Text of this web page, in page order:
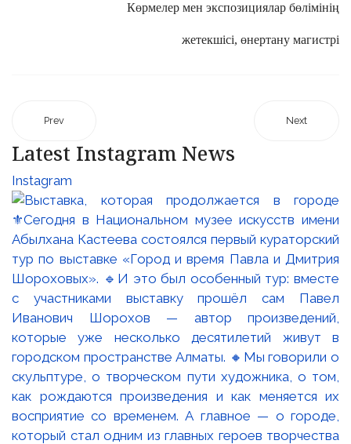
Көрмелер мен экспозициялар бөлімінің
жетекшісі, өнертану магистрі
Prev Next
Latest Instagram News
Instagram